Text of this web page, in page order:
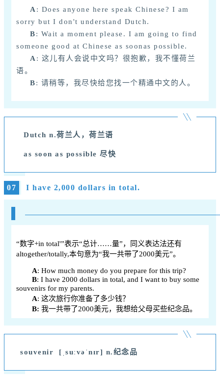
A : Does anyone here speak Chinese? I am
sorry but I don't understand Dutch.
B: Wait a moment please. I am going to find
someone good at Chinese as soonas possible.
A : 这儿有人会说中文吗？很抱歉，我不懂荷兰
语。
B: 请稍等，我尽快给您找一个精通中文的人。
Dutch n.荷兰人，荷兰语
as soon as possible 尽快
07 I have 2,000 dollars in total.
“数字+in total'”表示“总计……量”，同义表达法还有
altogether/totally,本句意为“我一共带了2000美元”。
A: How much money do you prepare for this trip?
B: I have 2000 dollars in total, and I want to buy some
souvenirs for my parents.
A: 这次旅行你准备了多少钱？
B: 我一共带了2000美元，我想给父母买些纪念品。
souvenir [ˌsuːvəˈnɪr] n.纪念品